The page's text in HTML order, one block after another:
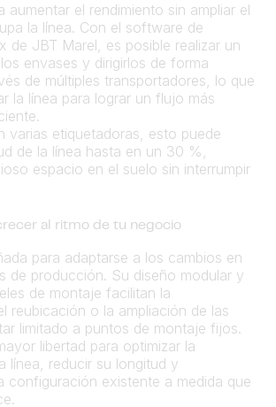
aumentar el rendimiento sin ampliar el
la línea. Con el software de
de JBT Marel, es posible realizar un
envases y dirigirlos de forma
de múltiples transportadores, lo que
la línea para lograr un flujo más
varias etiquetadoras, esto puede
de la línea hasta en un 30 %,
espacio en el suelo sin interrumpir
al ritmo de tu negocio
para adaptarse a los cambios en
de producción. Su diseño modular y
de montaje facilitan la
reubicación o la ampliación de las
limitado a puntos de montaje fijos.
libertad para optimizar la
línea, reducir su longitud y
configuración existente a medida que